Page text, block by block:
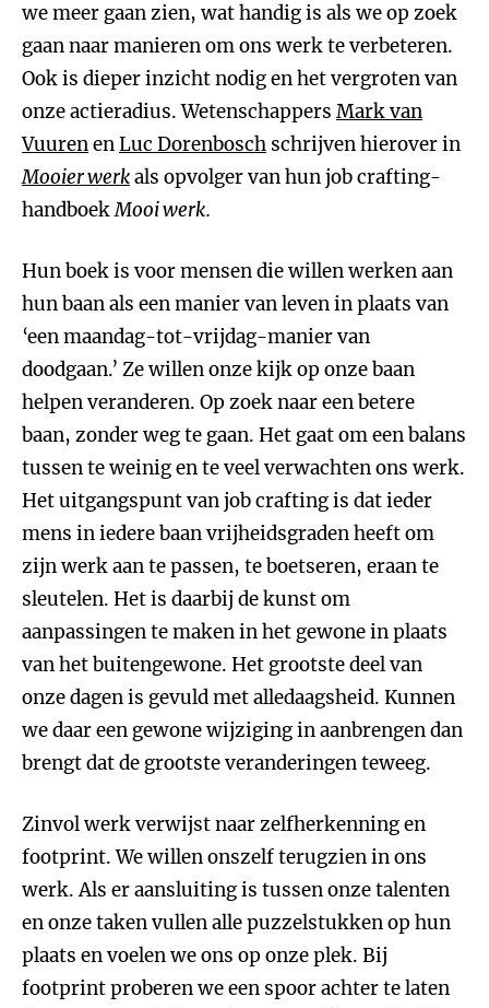
we meer gaan zien, wat handig is als we op zoek
gaan naar manieren om ons werk te verbeteren.
Ook is dieper inzicht nodig en het vergroten van
onze actieradius. Wetenschappers Mark van
VuurenenLuc Dorenbosch schrijven hierover in
Mooier werkals opvolger van hun job crafting-
handboekMooi werk.
Hun boek is voor mensen die willen werken aan
hun baan als een manier van leven in plaats van
‘een maandag-tot-vrijdag-manier van
doodgaan.’ Ze willen onze kijk op onze baan
helpen veranderen. Op zoek naar een betere
baan, zonder weg te gaan. Het gaat om een balans
tussen te weinig en te veel verwachten ons werk.
Het uitgangspunt van job crafting is dat ieder
mens in iedere baan vrijheidsgraden heeft om
zijn werk aan te passen, te boetseren, eraan te
sleutelen. Het is daarbij de kunst om
aanpassingen te maken in het gewone in plaats
van het buitengewone. Het grootste deel van
onze dagen is gevuld met alledaagsheid. Kunnen
we daar een gewone wijziging in aanbrengen dan
brengt dat de grootste veranderingen teweeg.
Zinvol werk verwijst naar zelfherkenning en
footprint. We willen onszelf terugzien in ons
werk. Als er aansluiting is tussen onze talenten
en onze taken vullen alle puzzelstukken op hun
plaats en voelen we ons op onze plek. Bij
footprint proberen we een spoor achter te laten